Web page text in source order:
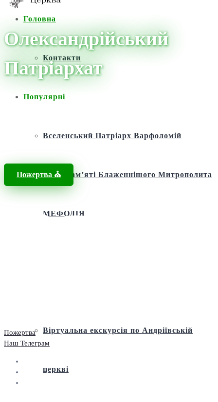
Головна
Контакти
Популярні
Вселенський Патріарх Варфоломій
Фонд пам’яті Блаженнішого Митрополита
МЕФОДІЯ
Віртуальна екскурсія по Андріївській
церкві
Пожертва ⛪️
Олександрійський
Патріархат
Головна / Новини /Олександрійський Патріархат
Пожертва
Наш Телеграм